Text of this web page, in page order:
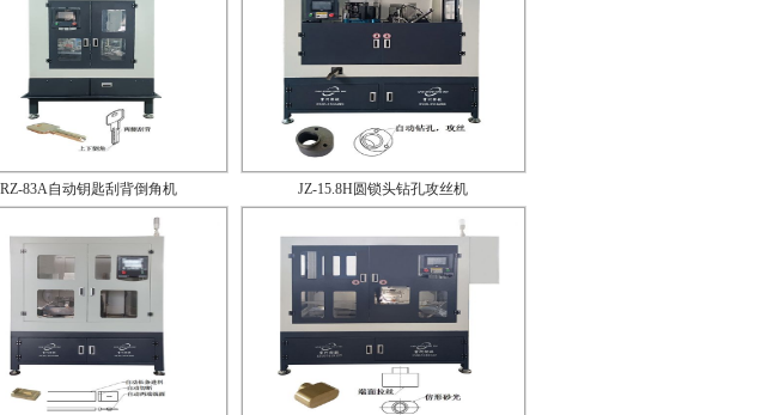
JRZ-83A自动钥匙刮背倒角机 JZ-15.8H圆锁头钻孔攻丝机
JZ-9.6I自动下料铣面机 JZ-8.9自动锁体仿形砂光机